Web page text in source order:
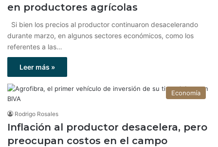
en productores agrícolas
Si bien los precios al productor continuaron desacelerando
durante marzo, en algunos sectores económicos, como los
referentes a las…
Leer más »
Economía
Rodrigo Rosales
Inflación al productor desacelera, pero
preocupan costos en el campo